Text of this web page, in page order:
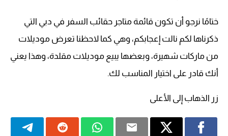
ختامًا نرجو أن تكون قائمة متاجر حقائب السفر في دبي التي
ذكرناها لكم نالت إعجابكم، وهي كما لاحظنا تعرض موديلات
من ماركات شهيرة، وبعضها يبيع موديلات مقلدة، وهذا يعني
أنك قادر على اختيار المناسب لك.
زر الذهاب إلى الأعلى